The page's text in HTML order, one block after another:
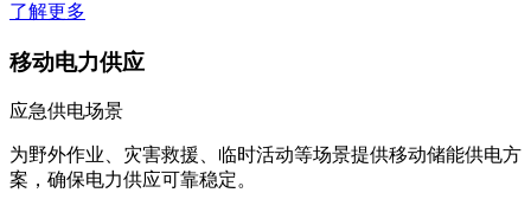
了解更多
移动电力供应
应急供电场景
为野外作业、灾害救援、临时活动等场景提供移动储能供电方
案，确保电力供应可靠稳定。